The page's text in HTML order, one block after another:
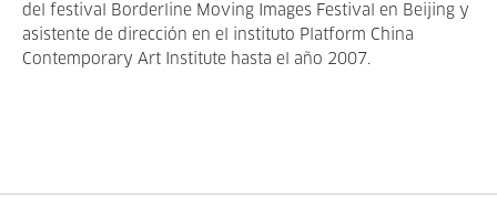
del festival Borderline Moving Images Festival en Beijing y
asistente de dirección en el instituto Platform China
Contemporary Art Institute hasta el año 2007.